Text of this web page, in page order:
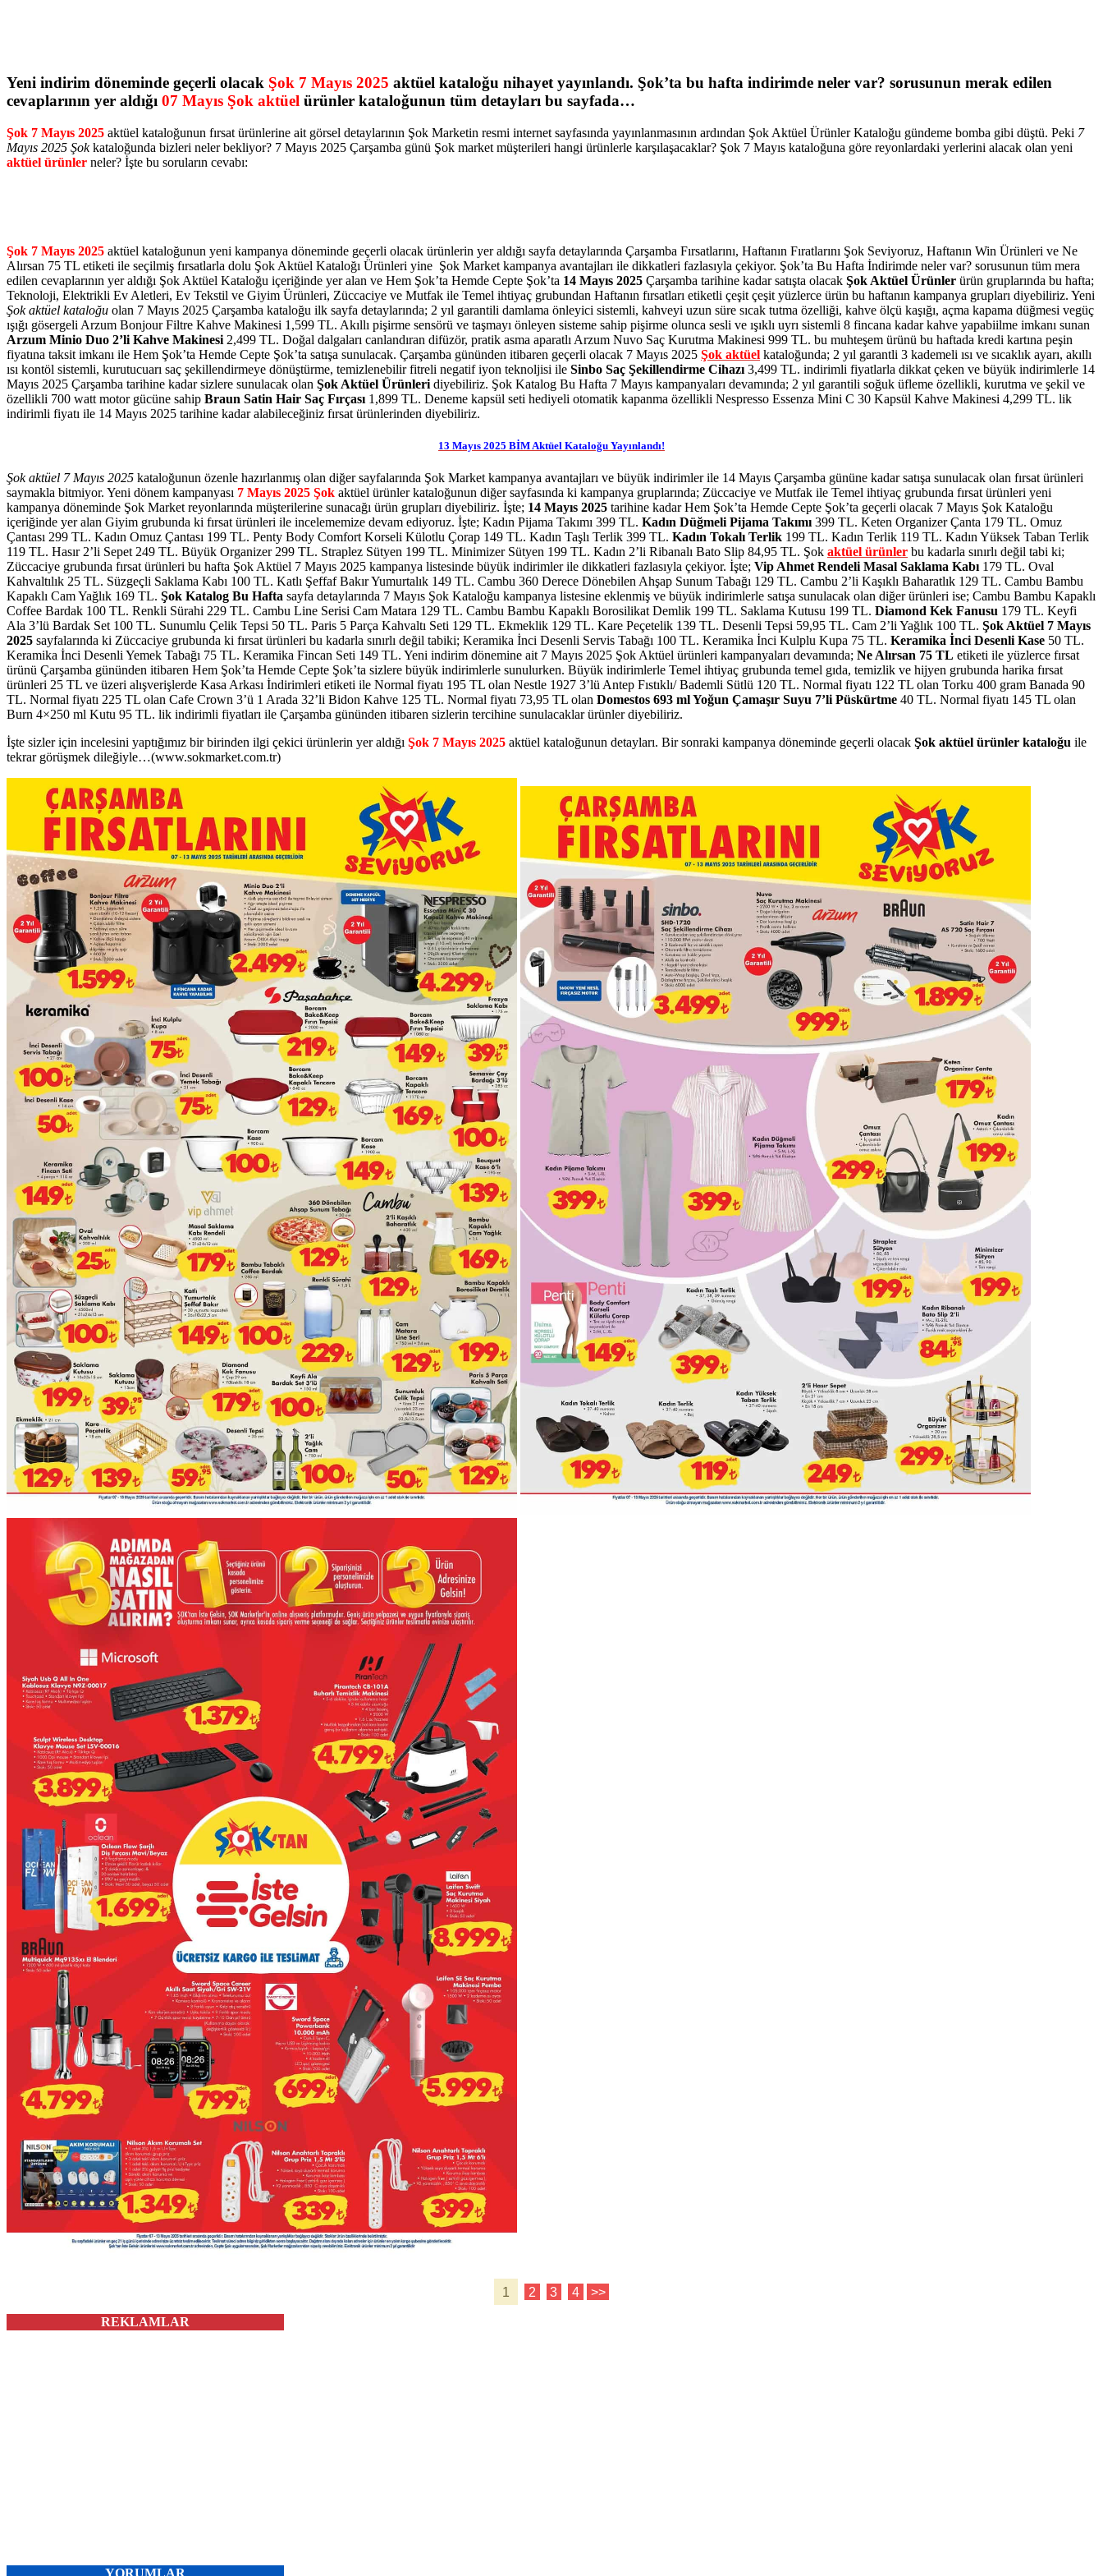
Yeni indirim döneminde geçerli olacak Şok 7 Mayıs 2025 aktüel kataloğu nihayet yayınlandı. Şok’ta bu hafta indirimde neler var? sorusunun merak edilen
cevaplarının yer aldığı 07 Mayıs Şok aktüel ürünler kataloğunun tüm detayları bu sayfada…
Şok 7 Mayıs 2025 aktüel kataloğunun fırsat ürünlerine ait görsel detaylarının Şok Marketin resmi internet sayfasında yayınlanmasının ardından Şok Aktüel Ürünler Kataloğu gündeme bomba gibi düştü. Peki 7
Mayıs 2025 Şokkataloğunda bizleri neler bekliyor? 7 Mayıs 2025 Çarşamba günü Şok market müşterileri hangi ürünlerle karşılaşacaklar? Şok 7 Mayıs kataloğuna göre reyonlardaki yerlerini alacak olan yeni
aktüel ürünler neler? İşte bu soruların cevabı:
Şok 7 Mayıs 2025 aktüel kataloğunun yeni kampanya döneminde geçerli olacak ürünlerin yer aldığı sayfa detaylarında Çarşamba Fırsatlarını, Haftanın Fıratlarını Şok Seviyoruz, Haftanın Win Ürünleri ve Ne
Alırsan 75 TL etiketi ile seçilmiş fırsatlarla dolu Şok Aktüel Kataloğı Ürünleri yine Şok Market kampanya avantajları ile dikkatleri fazlasıyla çekiyor. Şok’ta Bu Hafta İndirimde neler var? sorusunun tüm mera
edilen cevaplarının yer aldığı Şok Aktüel Kataloğu içeriğinde yer alan ve Hem Şok’ta Hemde Cepte Şok’ta 14 Mayıs 2025 Çarşamba tarihine kadar satışta olacak Şok Aktüel Ürünler ürün gruplarında bu hafta;
Teknoloji, Elektrikli Ev Aletleri, Ev Tekstil ve Giyim Ürünleri, Züccaciye ve Mutfak ile Temel ihtiyaç grubundan Haftanın fırsatları etiketli çeşit çeşit yüzlerce ürün bu haftanın kampanya grupları diyebiliriz. Yeni
Şok aktüel kataloğu olan 7 Mayıs 2025 Çarşamba kataloğu ilk sayfa detaylarında; 2 yıl garantili damlama önleyici sistemli, kahveyi uzun süre sıcak tutma özelliği, kahve ölçü kaşığı, açma kapama düğmesi vegüç
ışığı gösergeli Arzum Bonjour Filtre Kahve Makinesi 1,599 TL. Akıllı pişirme sensörü ve taşmayı önleyen sisteme sahip pişirme olunca sesli ve ışıklı uyrı sistemli 8 fincana kadar kahve yapabiilme imkanı sunan
Arzum Minio Duo 2’li Kahve Makinesi 2,499 TL. Doğal dalgaları canlandıran difüzör, pratik asma aparatlı Arzum Nuvo Saç Kurutma Makinesi 999 TL. bu muhteşem ürünü bu haftada kredi kartına peşin
fiyatına taksit imkanı ile Hem Şok’ta Hemde Cepte Şok’ta satışa sunulacak. Çarşamba gününden itibaren geçerli olacak 7 Mayıs 2025 Şok aktüel kataloğunda; 2 yıl garantli 3 kademeli ısı ve sıcaklık ayarı, akıllı
ısı kontöl sistemli, kurutucuarı saç şekillendirmeye dönüştürme, temizlenebilir fitreli negatif iyon teknoljisi ile Sinbo Saç Şekillendirme Cihazı 3,499 TL. indirimli fiyatlarla dikkat çeken ve büyük indirimlerle 14
Mayıs 2025 Çarşamba tarihine kadar sizlere sunulacak olan Şok Aktüel Ürünleri diyebiliriz. Şok Katalog Bu Hafta 7 Mayıs kampanyaları devamında; 2 yıl garantili soğuk üfleme özellikli, kurutma ve şekil ve
özellikli 700 watt motor gücüne sahip Braun Satin Hair Saç Fırçası 1,899 TL. Deneme kapsül seti hediyeli otomatik kapanma özellikli Nespresso Essenza Mini C 30 Kapsül Kahve Makinesi 4,299 TL. lik
indirimli fiyatı ile 14 Mayıs 2025 tarihine kadar alabileceğiniz fırsat ürünlerinden diyebiliriz.
13 Mayıs 2025 BİM Aktüel Kataloğu Yayınlandı!
Şok aktüel 7 Mayıs 2025 kataloğunun özenle hazırlanmış olan diğer sayfalarında Şok Market kampanya avantajları ve büyük indirimler ile 14 Mayıs Çarşamba gününe kadar satışa sunulacak olan fırsat ürünleri
saymakla bitmiyor. Yeni dönem kampanyası 7 Mayıs 2025 Şok aktüel ürünler kataloğunun diğer sayfasında ki kampanya gruplarında; Züccaciye ve Mutfak ile Temel ihtiyaç grubunda fırsat ürünleri yeni
kampanya döneminde Şok Market reyonlarında müşterilerine sunacağı ürün grupları diyebiliriz. İşte; 14 Mayıs 2025 tarihine kadar Hem Şok’ta Hemde Cepte Şok’ta geçerli olacak 7 Mayıs Şok Kataloğu
içeriğinde yer alan Giyim grubunda ki fırsat ürünleri ile incelememize devam ediyoruz. İşte; Kadın Pijama Takımı 399 TL. Kadın Düğmeli Pijama Takımı399 TL. Keten Organizer Çanta 179 TL. Omuz
Çantası 299 TL. Kadın Omuz Çantası 199 TL. Penty Body Comfort Korseli Külotlu Çorap 149 TL. Kadın Taşlı Terlik 399 TL. Kadın Tokalı Terlik 199 TL. Kadın Terlik 119 TL. Kadın Yüksek Taban Terlik
119 TL. Hasır 2’li Sepet 249 TL. Büyük Organizer 299 TL. Straplez Sütyen 199 TL. Minimizer Sütyen 199 TL. Kadın 2’li Ribanalı Bato Slip 84,95 TL. Şok aktüel ürünler bu kadarla sınırlı değil tabi ki;
Züccaciye grubunda fırsat ürünleri bu hafta Şok Aktüel 7 Mayıs 2025 kampanya listesinde büyük indirimler ile dikkatleri fazlasıyla çekiyor. İşte; Vip Ahmet Rendeli Masal Saklama Kabı179 TL. Oval
Kahvaltılık 25 TL. Süzgeçli Saklama Kabı 100 TL. Katlı Şeffaf Bakır Yumurtalık 149 TL. Cambu 360 Derece Dönebilen Ahşap Sunum Tabağı 129 TL. Cambu 2’li Kaşıklı Baharatlık 129 TL. Cambu Bambu
Kapaklı Cam Yağlık 169 TL. Şok Katalog Bu Hafta sayfa detaylarında 7 Mayıs Şok Kataloğu kampanya listesine eklenmiş ve büyük indirimlerle satışa sunulacak olan diğer ürünleri ise; Cambu Bambu Kapaklı
Coffee Bardak 100 TL. Renkli Sürahi 229 TL. Cambu Line Serisi Cam Matara 129 TL. Cambu Bambu Kapaklı Borosilikat Demlik 199 TL. Saklama Kutusu 199 TL. Diamond Kek Fanusu 179 TL. Keyfi
Ala 3’lü Bardak Set 100 TL. Sunumlu Çelik Tepsi 50 TL. Paris 5 Parça Kahvaltı Seti 129 TL. Ekmeklik 129 TL. Kare Peçetelik 139 TL. Desenli Tepsi 59,95 TL. Cam 2’li Yağlık 100 TL. Şok Aktüel 7 Mayıs
2025 sayfalarında ki Züccaciye grubunda ki fırsat ürünleri bu kadarla sınırlı değil tabiki; Keramika İnci Desenli Servis Tabağı 100 TL. Keramika İnci Kulplu Kupa 75 TL. Keramika İnci Desenli Kase 50 TL.
Keramika İnci Desenli Yemek Tabağı 75 TL. Keramika Fincan Seti 149 TL. Yeni indirim dönemine ait 7 Mayıs 2025 Şok Aktüel ürünleri kampanyaları devamında; Ne Alırsan 75 TL etiketi ile yüzlerce fırsat
ürünü Çarşamba gününden itibaren Hem Şok’ta Hemde Cepte Şok’ta sizlere büyük indirimlerle sunulurken. Büyük indirimlerle Temel ihtiyaç grubunda temel gıda, temizlik ve hijyen grubunda harika fırsat
ürünleri 25 TL ve üzeri alışverişlerde Kasa Arkası İndirimleri etiketi ile Normal fiyatı 195 TL olan Nestle 1927 3’lü Antep Fıstıklı/ Bademli Sütlü 120 TL. Normal fiyatı 122 TL olan Torku 400 gram Banada 90
TL. Normal fiyatı 225 TL olan Cafe Crown 3’ü 1 Arada 32’li Bidon Kahve 125 TL. Normal fiyatı 73,95 TL olan Domestos 693 ml Yoğun Çamaşır Suyu 7’li Püskürtme 40 TL. Normal fiyatı 145 TL olan
Burn 4×250 ml Kutu 95 TL. lik indirimli fiyatları ile Çarşamba gününden itibaren sizlerin tercihine sunulacaklar ürünler diyebiliriz.
İşte sizler için incelesini yaptığımız bir birinden ilgi çekici ürünlerin yer aldığı Şok 7 Mayıs 2025 aktüel kataloğunun detayları. Bir sonraki kampanya döneminde geçerli olacak Şok aktüel ürünler kataloğu ile
tekrar görüşmek dileğiyle…(www.sokmarket.com.tr)
1 2 3 4 >>
REKLAMLAR
YORUMLAR